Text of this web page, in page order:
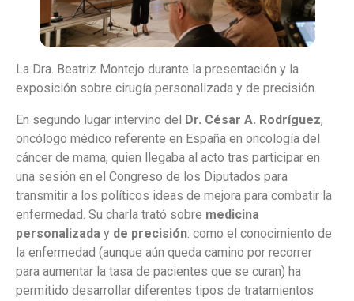
La Dra. Beatriz Montejo durante la presentación y la
exposición sobre cirugía personalizada y de precisión.
En segundo lugar intervino del Dr. César A. Rodríguez,
oncólogo médico referente en España en oncología del
cáncer de mama, quien llegaba al acto tras participar en
una sesión en el Congreso de los Diputados para
transmitir a los políticos ideas de mejora para combatir la
enfermedad. Su charla trató sobre medicina
personalizada y de precisión: como el conocimiento de
la enfermedad (aunque aún queda camino por recorrer
para aumentar la tasa de pacientes que se curan) ha
permitido desarrollar diferentes tipos de tratamientos